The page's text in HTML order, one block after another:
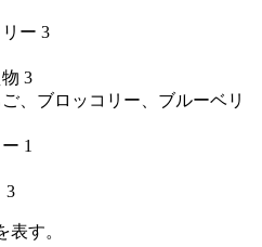
ー 3
3
、ブロッコリー、ブルーベリ
1
3
表す。